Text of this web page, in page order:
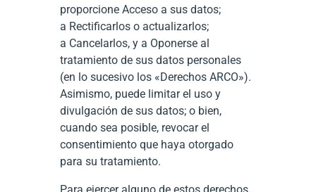
proporcione Acceso a sus datos;
a Rectificarlos o actualizarlos;
a Cancelarlos, y a Oponerse al
tratamiento de sus datos personales
(en lo sucesivo los «Derechos ARCO»).
Asimismo, puede limitar el uso y
divulgación de sus datos; o bien,
cuando sea posible, revocar el
consentimiento que haya otorgado
para su tratamiento.